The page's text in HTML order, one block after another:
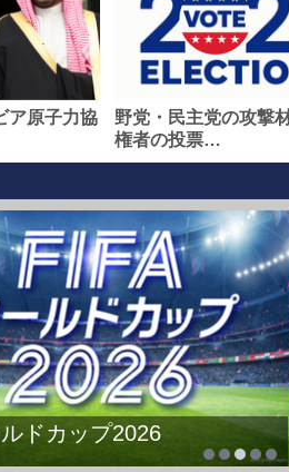
ア原子力協
野党・民主党の攻撃
権者の投票…
ドカップ2026